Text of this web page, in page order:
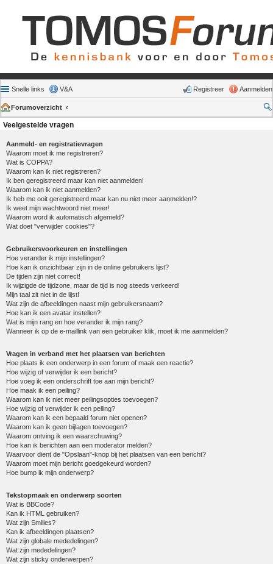
Snelle links V&A Aanmelden
Registreer
Forumoverzicht
Veelgestelde vragen
Aanmeld- en registratievragen
Waarom moet ik me registreren?
Wat is COPPA?
Waarom kan ik niet registreren?
Ik ben geregistreerd maar kan niet aanmelden!
Waarom kan ik niet aanmelden?
Ik heb me ooit geregistreerd maar kan nu niet meer aanmelden!?
Ik weet mijn wachtwoord niet meer!
Waarom word ik automatisch afgemeld?
Wat doet "verwijder cookies"?
Gebruikersvoorkeuren en instellingen
Hoe verander ik mijn instellingen?
Hoe kan ik onzichtbaar zijn in de online gebruikers lijst?
De tijden zijn niet correct!
Ik wijzigde de tijdzone, maar de tijd is nog steeds verkeerd!
Mijn taal zit niet in de lijst!
Wat zijn de afbeeldingen naast mijn gebruikersnaam?
Hoe kan ik een avatar instellen?
Wat is mijn rang en hoe verander ik mijn rang?
Wanneer ik op de e-maillink van een gebruiker klik, moet ik me aanmelden?
Vragen in verband met het plaatsen van berichten
Hoe plaats ik een onderwerp in een forum of maak een reactie?
Hoe wijzig of verwijder ik een bericht?
Hoe voeg ik een onderschrift toe aan mijn bericht?
Hoe maak ik een peiling?
Waarom kan ik niet meer peilingsopties toevoegen?
Hoe wijzig of verwijder ik een peiling?
Waarom kan ik een bepaald forum niet openen?
Waarom kan ik geen bijlagen toevoegen?
Waarom ontving ik een waarschuwing?
Hoe kan ik berichten aan een moderator melden?
Waarvoor dient de "Opslaan"-knop bij het plaatsen van een bericht?
Waarom moet mijn bericht goedgekeurd worden?
Hoe bump ik mijn onderwerp?
Tekstopmaak en onderwerp soorten
Wat is BBCode?
Kan ik HTML gebruiken?
Wat zijn Smilies?
Kan ik afbeeldingen plaatsen?
Wat zijn globale mededelingen?
Wat zijn mededelingen?
Wat zijn sticky onderwerpen?